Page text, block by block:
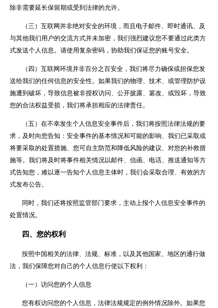
除非需要延长保留期或受到法律的允许。
（三）互联网并非绝对安全的环境，而且电子邮件、即时通讯、及
与其他我们用户的交流方式并未加密，我们强烈建议您不要通过此类方
式发送个人信息。请使用复杂密码，协助我们保证您的账号安全。
（四）互联网环境并非百分之百安全，我们将尽力确保或担保您发
送给我们的任何信息的安全性。如果我们的物理、技术、或管理防护设
施遭到破坏，导致信息被非授权访问、公开披露、篡改、或毁坏，导致
您的合法权益受损，我们将承担相应的法律责任。
（五）在不幸发生个人信息安全事件后，我们将按照法律法规的要
求，及时向您告知：安全事件的基本情况和可能的影响、我们已采取或
将要采取的处置措施、您可自主防范和降低风险的建议、对您的补救措
施等。我们将及时将事件相关情况以邮件、信函、电话、推送通知等方
式告知您，难以逐一告知个人信息主体时，我们会采取合理、有效的方
式发布公告。
同时，我们还将按照监管部门要求，主动上报个人信息安全事件的
处置情况。
四、您的权利
按照中国相关的法律、法规、标准，以及其他国家、地区的通行做
法，我们保障您对自己的个人信息行使以下权利：
（一）访问您的个人信息
您有权访问您的个人信息，法律法规规定的例外情况除外。如果您